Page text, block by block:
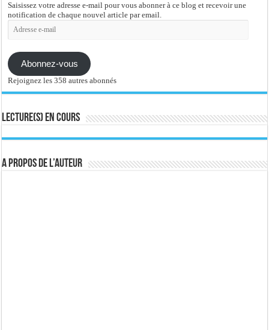
Saisissez votre adresse e-mail pour vous abonner à ce blog et recevoir une
notification de chaque nouvel article par email.
Adresse
e-
Abonnez-vous
Rejoignez les 358 autres abonnés
Lecture(s) en cours
A propos de l’auteur